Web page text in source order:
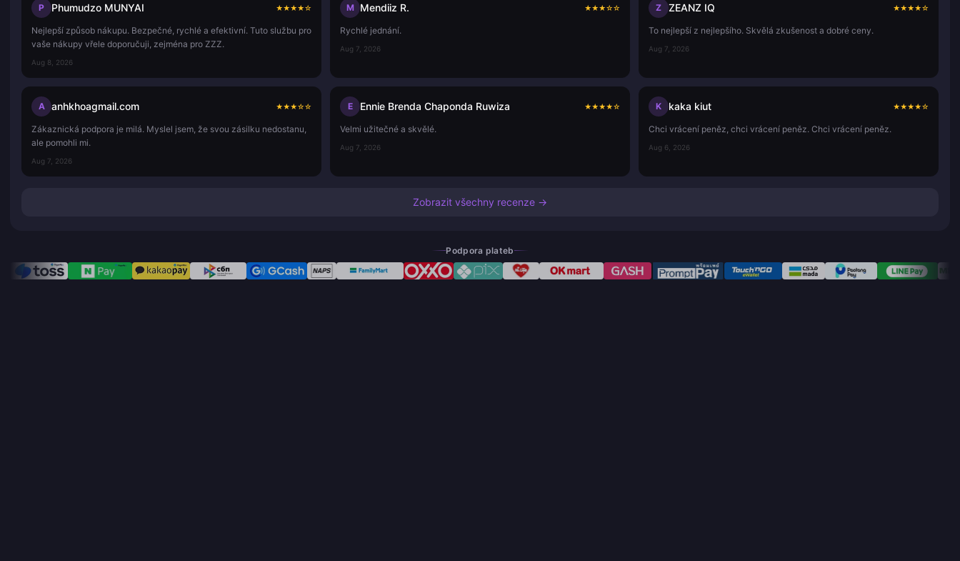
P Phumudzo MUNYAI ★★★★☆
Nejlepší způsob nákupu. Bezpečné, rychlé a efektivní. Tuto službu pro
vaše nákupy vřele doporučuji, zejména pro ZZZ.
Aug 8, 2026
M Mendiiz R. ★★★☆☆
Rychlé jednání.
Aug 7, 2026
Z ZEANZ IQ ★★★★☆
To nejlepší z nejlepšího. Skvělá zkušenost a dobré ceny.
Aug 7, 2026
A anhkhoagmail.com ★★★☆☆
Zákaznická podpora je milá. Myslel jsem, že svou zásilku nedostanu,
ale pomohli mi.
Aug 7, 2026
E Ennie Brenda Chaponda Ruwiza ★★★★☆
Velmi užitečné a skvělé.
Aug 7, 2026
K kaka kiut ★★★★☆
Chci vrácení peněz, chci vrácení peněz. Chci vrácení peněz.
Aug 6, 2026
Zobrazit všechny recenze →
Podpora plateb